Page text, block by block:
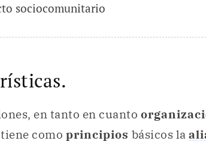
sociocomunitario
en tanto en cuanto
como principios básicos la